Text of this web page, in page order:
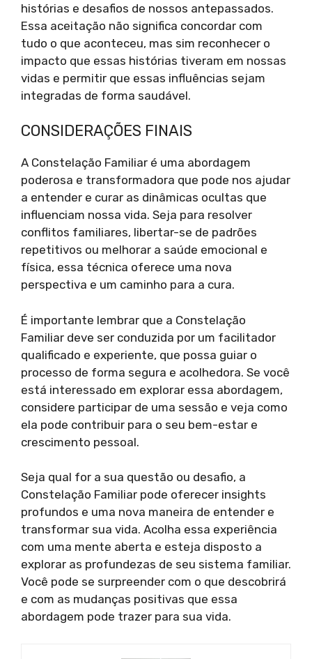
histórias e desafios de nossos antepassados.
Essa aceitação não significa concordar com
tudo o que aconteceu, mas sim reconhecer o
impacto que essas histórias tiveram em nossas
vidas e permitir que essas influências sejam
integradas de forma saudável.
CONSIDERAÇÕES FINAIS
A Constelação Familiar é uma abordagem
poderosa e transformadora que pode nos ajudar
a entender e curar as dinâmicas ocultas que
influenciam nossa vida. Seja para resolver
conflitos familiares, libertar-se de padrões
repetitivos ou melhorar a saúde emocional e
física, essa técnica oferece uma nova
perspectiva e um caminho para a cura.
É importante lembrar que a Constelação
Familiar deve ser conduzida por um facilitador
qualificado e experiente, que possa guiar o
processo de forma segura e acolhedora. Se você
está interessado em explorar essa abordagem,
considere participar de uma sessão e veja como
ela pode contribuir para o seu bem-estar e
crescimento pessoal.
Seja qual for a sua questão ou desafio, a
Constelação Familiar pode oferecer insights
profundos e uma nova maneira de entender e
transformar sua vida. Acolha essa experiência
com uma mente aberta e esteja disposto a
explorar as profundezas de seu sistema familiar.
Você pode se surpreender com o que descobrirá
e com as mudanças positivas que essa
abordagem pode trazer para sua vida.